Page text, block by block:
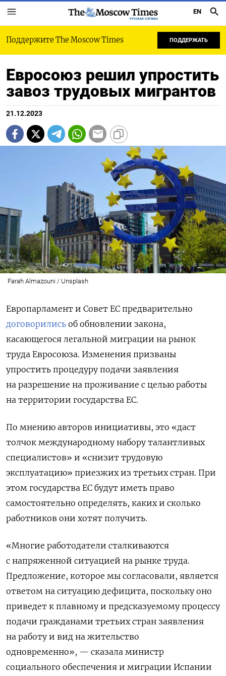
РУССКАЯ СЛУЖБА
EN
Поддержите The Moscow Times ПОДДЕРЖАТЬ
Евросоюз решил упростить
завоз трудовых мигрантов
21.12.2023
Farah Almazouni / Unsplash
Европарламент и Совет ЕС предварительно
договорились об обновлении закона,
касающегося легальной миграции на рынок
труда Евросоюза. Изменения призваны
упростить процедуру подачи заявления
на разрешение на проживание с целью работы
на территории государства ЕС.
По мнению авторов инициативы, это «даст
толчок международному набору талантливых
специалистов» и «снизит трудовую
эксплуатацию» приезжих из третьих стран. При
этом государства ЕС будут иметь право
самостоятельно определять, каких и сколько
работников они хотят получить.
«Многие работодатели сталкиваются
с напряженной ситуацией на рынке труда.
Предложение, которое мы согласовали, является
ответом на ситуацию дефицита, поскольку оно
приведет к плавному и предсказуемому процессу
подачи гражданами третьих стран заявления
на работу и вид на жительство
одновременно», — сказала министр
социального обеспечения и миграции Испании